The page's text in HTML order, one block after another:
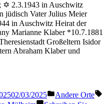
✡ 2.3.1943 in Auschwitz
jüdisch Vater Julius Meier
in Auschwitz Heirat der
Marianne Klaber *10.7.1881
Großeltern Isidor
Abraham Klaber und
02/03/2025
Veröffentlicht
Andere Orte